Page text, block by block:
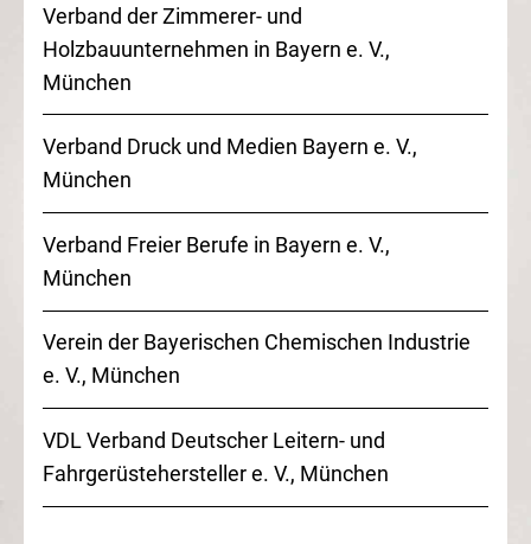
Verband der Zimmerer- und
Holzbauunternehmen in Bayern e. V.,
München
Verband Druck und Medien Bayern e. V.,
München
Verband Freier Berufe in Bayern e. V.,
München
Verein der Bayerischen Chemischen Industrie
e. V., München
VDL Verband Deutscher Leitern- und
Fahrgerüsteherstellere. V., München